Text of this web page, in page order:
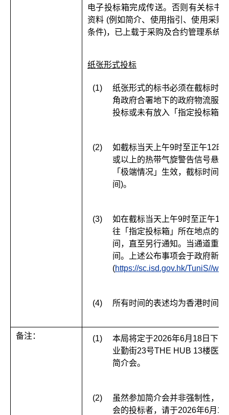
电子投标箱完成传送。否则有关标书
资料 (例如简介、使用指引、使用采
条件)，已上载于采购及合约管理系统(
纸张形式投标
(1)
纸张形式的标书必须在截标时
角政府合署地下的政府物流服
投标或未有放入「指定投标箱
(2)
如截标当天上午9时至正午12时
或以上的热带气旋警告信号悬
「极端情况」生效，截标时间
间)。
(3)
如在截标当天上午9时至正午12
往「指定投标箱」所在地点的
间，直至另行通知。当通道重
间。上述公布事项会于政府新
(https://sc.isd.gov.hk/TuniS//
(4) 所有时间的表述均为香港时间。
备注： (1)
本局将定于2026年6月18日下
业勤街23号THE HUB 13楼医
简介会。
(2)
虽然参加简介会并非强制性，
会的投标者，请于2026年6月